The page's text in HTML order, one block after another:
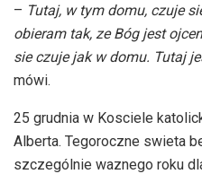
– Tutaj, w tym domu, czuje
obieram tak, ze Bóg jest
sie czuje jak w domu. Tutaj
mówi.
25 grudnia w Kosciele
Alberta. Tegoroczne swieta
szczególnie waznego roku